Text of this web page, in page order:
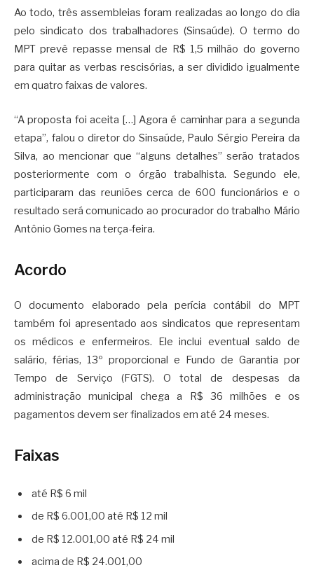
Ao todo, três assembleias foram realizadas ao longo do dia
pelo sindicato dos trabalhadores (Sinsaúde). O termo do
MPT prevê repasse mensal de R$ 1,5 milhão do governo
para quitar as verbas rescisórias, a ser dividido igualmente
em quatro faixas de valores.
“A proposta foi aceita […] Agora é caminhar para a segunda
etapa”, falou o diretor do Sinsaúde, Paulo Sérgio Pereira da
Silva, ao mencionar que “alguns detalhes” serão tratados
posteriormente com o órgão trabalhista. Segundo ele,
participaram das reuniões cerca de 600 funcionários e o
resultado será comunicado ao procurador do trabalho Mário
Antônio Gomes na terça-feira.
Acordo
O documento elaborado pela perícia contábil do MPT
também foi apresentado aos sindicatos que representam
os médicos e enfermeiros. Ele inclui eventual saldo de
salário, férias, 13º proporcional e Fundo de Garantia por
Tempo de Serviço (FGTS). O total de despesas da
administração municipal chega a R$ 36 milhões e os
pagamentos devem ser finalizados em até 24 meses.
Faixas
até R$ 6 mil
de R$ 6.001,00 até R$ 12 mil
de R$ 12.001,00 até R$ 24 mil
acima de R$ 24.001,00